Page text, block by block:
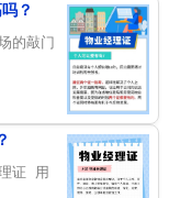
？
的敲门
证 用